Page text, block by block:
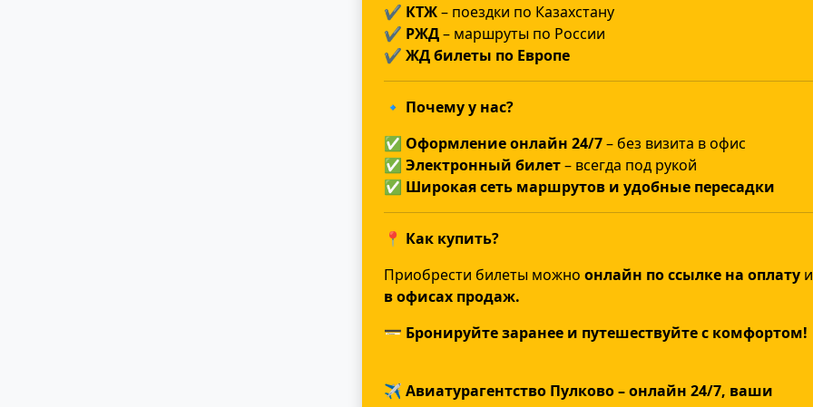
✔ КТЖ– поездки по Казахстану
✔ РЖД– маршруты по России
✔ ЖД билеты по Европе
🔹 Почему у нас?
✅ Оформление онлайн 24/7– без визита в офис
✅ Электронный билет– всегда под рукой
✅ Широкая сеть маршрутов и удобные пересадки
📍 Как купить?
Приобрести билеты можно онлайн по ссылке на оплату
в офисах продаж.
💳 Бронируйте заранее и путешествуйте с комфортом!
✈️ Авиатурагентство Пулково – онлайн 24/7, ваши